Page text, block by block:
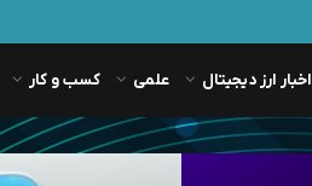
اخبار ارز دیجیتال علمی کسب و کار